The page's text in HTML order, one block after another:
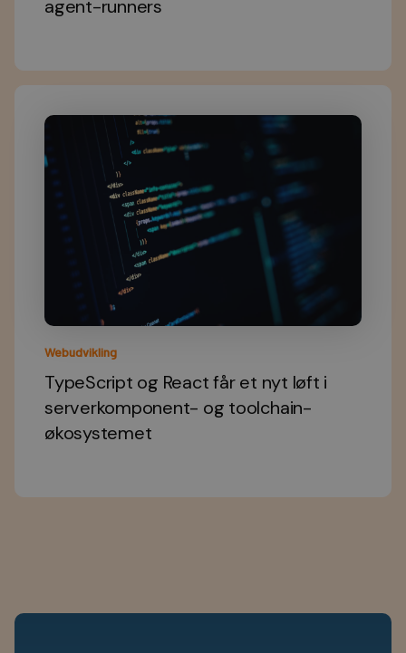
agent-runners
Webudvikling
TypeScript og React får et nyt løft i
serverkomponent- og toolchain-
økosystemet